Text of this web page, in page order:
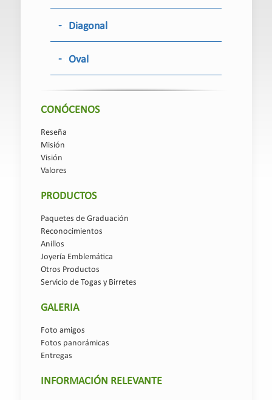
Diagonal
Oval
CONÓCENOS
Reseña
Misión
Visión
Valores
PRODUCTOS
Paquetes de Graduación
Reconocimientos
Anillos
Joyería Emblemática
Otros Productos
Servicio de Togas y Birretes
GALERIA
Foto amigos
Fotos panorámicas
Entregas
INFORMACIÓN RELEVANTE